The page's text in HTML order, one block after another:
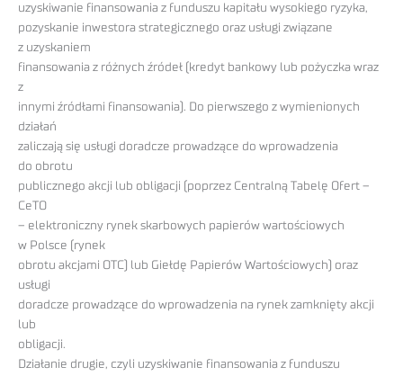
uzyskiwanie finansowania z funduszu kapitału wysokiego ryzyka,
pozyskanie inwestora strategicznego oraz usługi związane
z uzyskaniem
finansowania z różnych źródeł (kredyt bankowy lub pożyczka wraz
z
innymi źródłami finansowania). Do pierwszego z wymienionych
działań
zaliczają się usługi doradcze prowadzące do wprowadzenia
do obrotu
publicznego akcji lub obligacji (poprzez Centralną Tabelę Ofert –
CeTO
– elektroniczny rynek skarbowych papierów wartościowych
w Polsce (rynek
obrotu akcjami OTC) lub Giełdę Papierów Wartościowych) oraz
usługi
doradcze prowadzące do wprowadzenia na rynek zamknięty akcji
lub
obligacji.
Działanie drugie, czyli uzyskiwanie finansowania z funduszu